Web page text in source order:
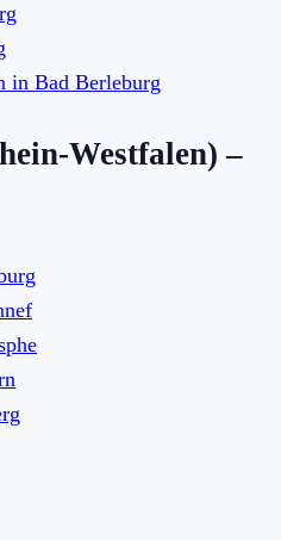
in Bad Berleburg
Westfalen) –